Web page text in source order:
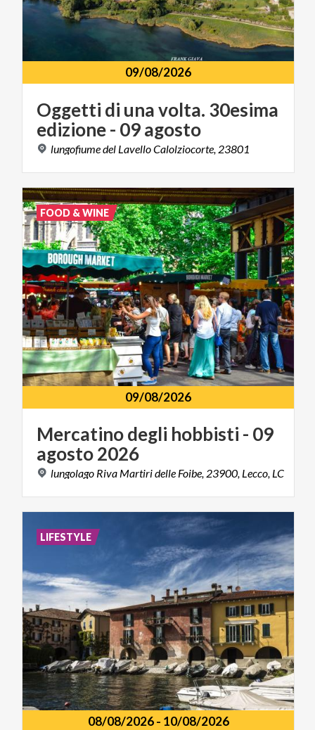
09/08/2026
Oggetti di unavolta. 30esima
edizione- 09agosto
lungofiumedel LavelloCalolziocorte, 23801
09/08/2026
Mercatinodegli hobbisti - 09
agosto2026
lungolago Riva Martiridelle Foibe, 23900, Lecco, LC
FOOD & WINE
08/08/2026- 10/08/2026
LIFESTYLE